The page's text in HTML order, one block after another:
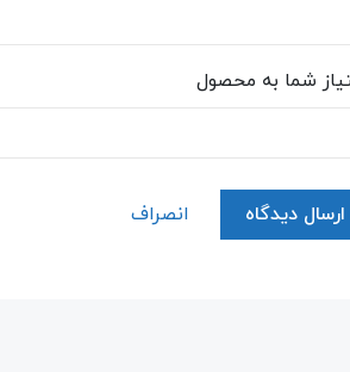
شما به محصول
ارسال دیدگاه انصراف